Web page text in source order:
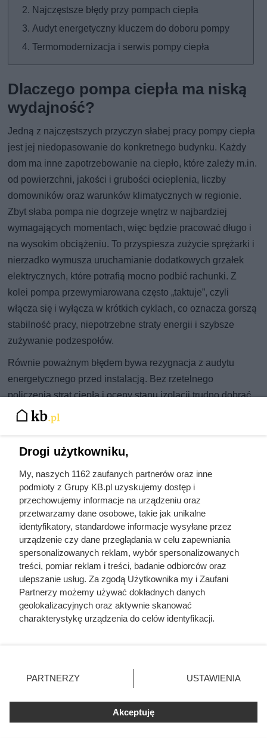
Najczęstsze błędy przy pompach ciepła
Audyt energetyczny kluczem do doboru pompy
Termomodernizacja i serwis pompy ciepła
Dlaczego pompa ciepła ma niską
wydajność?
Jedną z najczęstszych przyczyn słabej pracy pompy ciepła
jest jej niedopasowanie do konkretnego budynku. Każdy
dom ma inne zapotrzebowanie na ciepło, które zależy m.in.
od powierzchni, jakości i grubości ocieplenia, liczby
domowników oraz warunków klimatycznych w regionie.
Zbyt słaba pompa nie dogrzeje wnętrz w najbardziej
wymagających momentach, więc będzie pracować długo i
na wysokim obciążeniu. To przyspiesza zużycie sprężarki i
nierzadko wymusza uruchamianie dodatkowych grzałek
elektrycznych, które potrafią mocno podbić rachunki. Z
kolei pompa przewymiarowana często „taktuje”, czyli
włącza się i wyłącza w krótkich cyklach, co oznacza gorszą
stabilność pracy, niepotrzebne straty energii i szybsze
zużywanie podzespołów.
Równie poważnym błędem bywa rezygnacja z audytu
energetycznego przed instalacją. Bez rzetelnego
policzenia strat ciepła i oceny stanu izolacji trudno dobrać
urządzenie, które będzie pracowało efektywnie przez cały
sezon. W starszych, słabo ocieplonych budynkach brak
duże ubytki ciepła, przez co jej sprawność spada, a koszty
eksploatacji rosną — czasem do poziomu wyższego niż
przy klasycznych źródłach ogrzewania.
Problemy może też powodować niepasujące połączenie
pompy ciepła z istniejącą instalacją grzewczą. Najlepsze
efekty osiąga się w układach niskotemperaturowych, takich
jak ogrzewanie podłogowe lub ścienne. Gdy urządzenie
współpracuje ze starymi, żeliwnymi grzejnikami, zwykle
trzeba podnieść temperaturę zasilania, a to obniża
sprawność i zwiększa pobór energii. W takich sytuacjach
często nie da się uniknąć modernizacji instalacji grzewczej,
Drogi użytkowniku,
My, naszych 1162 zaufanych partnerów oraz inne
podmioty z Grupy KB.pl uzyskujemy dostęp i
przechowujemy informacje na urządzeniu oraz
przetwarzamy dane osobowe, takie jak unikalne
identyfikatory, standardowe informacje wysyłane przez
urządzenie czy dane przeglądania w celu zapewniania
spersonalizowanych reklam, wybór spersonalizowanych
treści, pomiar reklam i treści, badanie odbiorców oraz
ulepszanie usług. Za zgodą Użytkownika my i Zaufani
Partnerzy możemy używać dokładnych danych
geolokalizacyjnych oraz aktywnie skanować
charakterystykę urządzenia do celów identyfikacji.
zmienić/wycofać klikając przycisk ustawień prywatności
znajdujący się w lewym dolnym rogu strony. Niektóre
użytkownika, ale masz prawo sprzeciwić się takiemu
przetwarzaniu. Preferencje będą miały zastosowania tylko
PARTNERZY USTAWIENIA
Akceptuję